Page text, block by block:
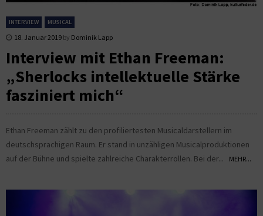
INTERVIEW MUSICAL
18. Januar 2019 by Dominik Lapp
Interview mit Ethan Freeman:
„Sherlocks intellektuelle Stärke
fasziniert mich“
Ethan Freeman zählt zu den profiliertesten Musicaldarstellern im
deutschsprachigen Raum. Er stand in unzähligen Musicalproduktionen
auf der Bühne und spielte zahlreiche Charakterrollen. Bei der...
MEHR...